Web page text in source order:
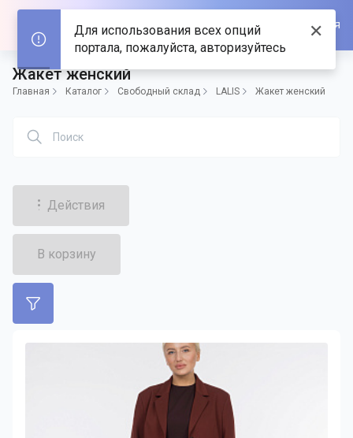
Войти/Зарегистрироваться
Жакет женский
Главная Каталог Свободный склад LALIS Жакет женский
Действия
В корзину
Для использования всех опций
портала, пожалуйста, авторизуйтесь
✕